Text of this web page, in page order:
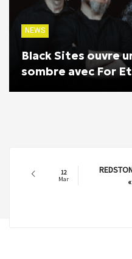
NEWS
Black Sites ouvre
sombre avec For
12
Mar